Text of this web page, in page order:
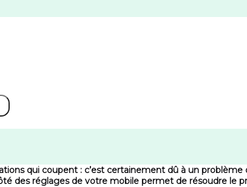
qui coupent : c’est certainement dû à un problème
des réglages de votre mobile permet de résoudre le